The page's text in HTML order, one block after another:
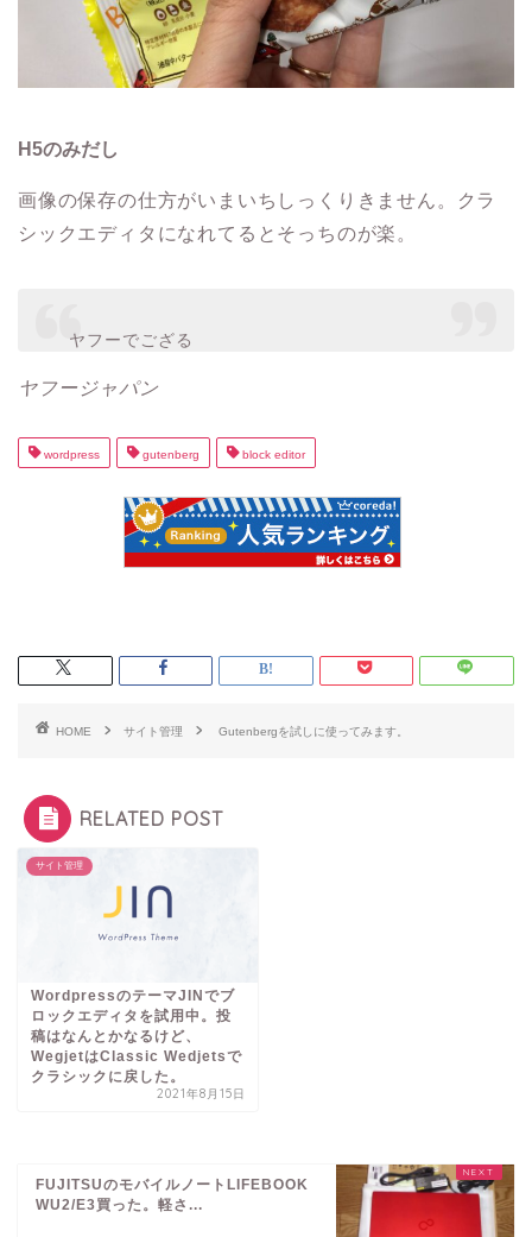
H5のみだし
画像の保存の仕方がいまいちしっくりきません。クラ
シックエディタになれてるとそっちのが楽。
ヤフーでござる
ヤフージャパン
wordpress gutenberg block editor
HOME サイト管理 Gutenbergを試しに使ってみます。
RELATED POST
サイト管理
WordpressのテーマJINでブ
ロックエディタを試用中。投
稿はなんとかなるけど、
WegjetはClassic Wedjetsで
クラシックに戻した。
2021年8月15日
FUJITSUのモバイルノートLIFEBOOK
WU2/E3買った。軽さ...